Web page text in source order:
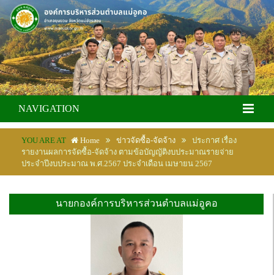
NAVIGATION
YOU ARE AT Home ข่าวจัดซื้อ-จัดจ้าง
ประกาศ เรื่อง
รายงานผลการจัดซื้อ-จัดจ้าง ตามข้อบัญญัติงบประมาณรายจ่าย
ประจำปีงบประมาณ พ.ศ.2567 ประจำเดือน เมษายน 2567
นายกองค์การบริหารส่วนตำบลแม่อูคอ